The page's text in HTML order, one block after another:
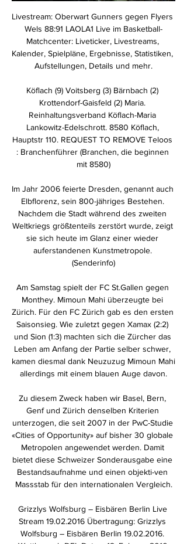
Livestream: Oberwart Gunners gegen Flyers Wels 88:91 LAOLA1 Live im Basketball-Matchcenter: Liveticker, Livestreams, Kalender, Spielpläne, Ergebnisse, Statistiken, Aufstellungen, Details und mehr.

Köflach (9) Voitsberg (3) Bärnbach (2) Krottendorf-Gaisfeld (2) Maria. Reinhaltungsverband Köflach-Maria Lankowitz-Edelschrott. 8580 Köflach, Hauptstr 110. REQUEST TO REMOVE Teloos : Branchenführer (Branchen, die beginnen mit 8580)

Im Jahr 2006 feierte Dresden, genannt auch Elbflorenz, sein 800-jähriges Bestehen. Nachdem die Stadt während des zweiten Weltkriegs größtenteils zerstört wurde, zeigt sie sich heute im Glanz einer wieder auferstandenen Kunstmetropole. (Senderinfo)

Am Samstag spielt der FC St.Gallen gegen Monthey. Mimoun Mahi überzeugte bei Zürich. Für den FC Zürich gab es den ersten Saisonsieg. Wie zuletzt gegen Xamax (2:2) und Sion (1:3) machten sich die Zürcher das Leben am Anfang der Partie selber schwer, kamen diesmal dank Neuzuzug Mimoun Mahi allerdings mit einem blauen Auge davon.

Zu diesem Zweck haben wir Basel, Bern, Genf und Zürich denselben Kriterien unterzogen, die seit 2007 in der PwC-Studie «Cities of Opportunity» auf bisher 30 globale Metropolen angewendet werden. Damit bietet diese Schweizer Sonderausgabe eine Bestandsaufnahme und einen objekti-ven Massstab für den internationalen Vergleich.

Grizzlys Wolfsburg – Eisbären Berlin Live Stream 19.02.2016 Übertragung: Grizzlys Wolfsburg – Eisbären Berlin 19.02.2016. Wettbewerb DEL Datum 19. Februar 2016 Spieltag 45 Spielbeginn 20:30 Stadion VOLKSBANK BraWo Eis Arena (Wolsburg) SPIELE GRIZZLYS WOLFSBURG 24.01.16 DEL Grizzlys Wolfsburg 3 – 0 Iserlohn Roosters Veranstaltungen.

Der HSV empfängt am 16. Spieltag im Volkspark mit der Eintracht aus Frankfurt die zweitbeste Auswärtsmannschaft der Liga. Aber der HSV holte in den letzten 3 Heimspielen 7 Punkte und kassierte in den letzten 3 Bundesligaspielen keinen Gegentreffer. Ein Sieg im letzten Heimspiel der Saison könnte dem HSV eine fröhliche...

Tusem Essen TV Emsdetten EHV Aue ASV Hamm-Westfalen DJK Rimpar Wölfe VFL Bad Schwartau HSG Nordhorn-Lingen HSC 2000 Coburg Wilhelmshavener HV HG Saarlouis SG BBM Bietigheim

TV-Übertragung Deutschland heute live im ZDF Veröffentlicht am 03.07.2010 Die Live-Übertragung der heutigen Spiele u.a. Deutschland - Argentinien sehen Sie ab 16 Uhr im ZDF.

Highlights Vienna D.C. Timberwolves - Raiffeisen Flyers Wels 2:47Im Heimspiel gegen die Raiffeisen FLYERS WELS gaben unsere Wolves alles, beide Teams sorgten für viele sehenswerte Aktionen:

Vienna Timberwolves Samstag für unsere Wölfe zu den Flyers nach Wels. Ab 17:30 Uhr kämpfen unsere Herren in der Raiffeisen Arena und live im Stream auf basketballaustria.tv um den ...

Monte Carlo (dpa) - Borussia Mönchengladbach spielt in der Gruppe J der Europa League gegen AS Rom, İstanbul Başakşehir und den Wolfsberger AC aus Österreich. Dies ergab die Auslosung.

2 TV Zofingen 1 7 6 0 1 42 12 3 KTV Muotathal 7 5 1 1 9 11 4 SG TV Muri 8 4 2 2 15 10 5 STV Willisau 8 4 0 4 7 8 6 BSV Borba Luzern 8. 5 HC KTV Altdorf 9/10 6 HC Kriens 8/6 7 HSG Mythen-Shooters 9/5 8 BSV RW Sursee 8/4 9 STV Willisau 9/2 10 TV Dagmersellen 7/2.

Flyers Wels Vienna DC Timberwolves #Live'Stream (TV) 2/ vor 11 Stunden — Stream Flyers Wels Vienna DC Timberwolves #Live'Stream (TV) 2/17/2024 by Candozoescuderobo.mw.y59.45 on desktop and mobile.

easyCredit Basketball Bundesliga vorläufiger Spielplan 2019-2020 (Stand 30.7.2019) 1. Spieltag Dienstag 24. September 2019 ratiopharm ulm - RASTA Vechta 19:00 Uhr

FC Winterthur U10. Meisterschaft Junioren E (Spielzeit 3/3) - Promotion - Herbstrunde - Gruppe 4 Spielnummer 161498 Flüeli - Platz 3 (Kunstrasen, Seite Bocciadromo), Winterthur 14:30 Team Winterthur/Schaffhausen - Team Vaud Lausanne. Meisterschaft U-18 - Elite - Herbstrunde.

Im Dresden-"Tatort" wollte er Polizistinnen mitten aus dem Leben darstellen: "Mir war wichtig, möglichst "normale" Ermittlerinnen zu zeigen, die auch noch ein Privatleben haben", sagt Husman zu.

Gleichzeitig tritt Hard auswärts bei Bärnbach/Köflach an. NeueAmSonntag.at / Regional-30. Oktober 2019,. Am 9. Spieltag der spusu- Liga konnte Sparkasse Sxhwaz Handball Tirol Vizemeister ALPLA HC Hard. MeinBezirk.at / Regional-18. Oktober 2019, 23:00 Uhr . Heimpleite für Hard gegen Schwaz LAOLA1.at Topnews.. Vorarlberg Online.

Ab 16 Uhr gibt es drei spannende Partien zwischen Flensburg und Leipzig, Lemgo und Berlin sowie Nordhorn und Melsungen. Alle Spiele zeigen wir live und exklusiv auf Sky Sport. Mit Sky Ticket die LIQUI MOLY HBL und die VELUX EHF Champions League ganz …

Mit den Ingolstädtern und den Kölnern trafen die beiden defensivstärksten Mannschaften der DEL aufeinander – doch zumindest die Abwehr der Haie hatte nicht ihren besten Tag erwischt.

In der Servus Hockey Night treffen zwei Mannschaften aufeinander, die sich im dichtgedrängten Verfolgerpulk hinter Spitzenreiter Red Bull Salzburg befinden. Das Topspiel am Sonntag zwischen dem Panaceo VSV und den Moser Medical Graz 99ers ist am Sonntag ab 17:15 Uhr unter servushockeynight.com live und in HD zu sehen. Kommentar: Martin Pfanner.

Sturm 4:1 gegen Anif - Auch WSG Tirol sowie sieben Zweitliga-Teams weiter - Lafnitz in Ebreichsdorf out. Parndorf/Wien. Fußball-Double-Gewinner Salzburg hat sein erstes Pflichtspiel in der neuen Saison mit Bravour hinter sich gebracht. Das Team von …

Vienna Timberwolves Frauen - DBB Linz Wels Frauen 23.11.2023 — Live Stream · Wer gewinnt? · Aktuelle Form.

Hagen ist der Hauptsitz des Deutschen Basketball Bundes. Diverse Mannschaften gingen bereits aus der Stadt in Nordrhein-Westfalen hervor, die aufgrund ihrer Popularität immer kritisch beäugt wurden. 2004 tritt in der Basketball-Hochburg ein neuer Verein zu Tage: Phoenix Hagen.

Tv-sendung Fussball-oesterreich-sky-go-erste-liga Wsg-swarovski-wattens-lask-linz-33-runde | Finden Sie einfach die besten Sendungen im TV-Programm heute. Ihr …

... am 09.10.2019. Junior Traineeprogramm Retail Mit dem Junior Traineeprogramm können Sie bereits während des Studiums bei Peek & Cloppenburg durchstarten. Dadurch sparen Sie Zeit und haben die Möglichkeit... Lehrling Betriebslogistikkauffrau/-mann.

Haftungsausschluss. Die Termindaten stammen von externen Datendienstleistern, sind redaktionelle Inhalte von calovo oder werden durch die jeweiligen Account-Inhaber in das calovo.System eingegeben und den Abonnenten automatisch im persönlichen Kalender bereitgestellt.

10.05.2012. Am Mittwoch Abend ging in Deutschlandsberg das letzte Meisterschaftsspiel der Saison 2011/12 über die Bühne. Der BCK startete im Damendoppel mit Christina und Nici sehr erfolgreich in den Abend, konnten unsere beiden Damen doch glatt in 2 Sätzen gewinnen. Auch im.

Schiedsrichter im Olympiastadion ist Daniel Schlager. Er gibt die Partie gleich frei. Im Hinspiel holte Stuttgart gegen die Hertha noch einen der wenigen Dreier der Hinrunde. Gomez, der heute erneut auf der Bank Platz nimmt, sorgte nach 0:1-Rückstand in Halbzeit zwei mit einem Doppelpack für die

So recht weiß VfL-Trainer Denis Bahtijarevic nicht, woran er vor diesem zweiten saisonspiel ist. Zum einen hat seine Mannschaft nach dem schwachen Premiere-Spiel gegen Großwallstadt zwei gute Trainingswochen hinter sich gebracht. Das hat zum Teil sehr gut ausgesehen, was ich da gesehen habe

MEGA Chemnitz. MEGA eG Annaberger Straße 150 09120 Chemnitz Tel.: 0371 56039-0 Fax: 0371 56039-10 E-Mail: chemnitz(at)mega.de. vorhandene Mischmaschinen

FC RB Pistorf/Großklein II und SV Union Weinburg freuen. In der letzten Begegnung der beiden Teams hatte SV. In der letzten Begegnung der beiden Teams hatte Tus St. Peter/O. mit 2:0 das bessere Ende für... » Mehr Spielberichte.. Vor heimischer Kulisse traf der Tabellenzwölfte SG Deutsch Goritz/Mureck II in der 19. Runde der 1.

Flyers Wels gegen D.C. Timberwolves Ergebnisse & Die Video-Highlights von Raiffeisen Flyers Wels - Vienna D.C. Timberwolves werden im Medien-Reiter für die beliebtesten Spiele gesammelt, sobald die Videos ...

Daher rührt ja auch der Erfolg von Hartberg/Admira und Mattersburg. Dort gibt es zwar die Vorgabe, dass man nicht absteigen soll, aber, weder wird dort das Vereinsumfeld hektisch noch wird dort Unruhe von außen reingetragen; sollte das Ziel nicht erreicht werden. Bin gespannt, ob das bei Wattens so bleibt.

3110 Münsingen. fahrrad-store.ch.. 3013 Breitenrain. citycycles.ch. bikes velo fahrrad fahrradhändler velohändler velohandel mountainbike fahrradhandel bikehändler velozubehör fahrradzubehör bikehandel kindervelos elektrovelo rennvelos.. Wir leben das Miteinander und Füreinander,.

Leipzig (dpa) – Handball-Bundesligist SC DHfK Leipzig hat auch sein sechstes Heimspiel in dieser Saison gewonnen. Gegen den TBV Lemgo setzte sich die Mannschaft von Trainer André Haber am Donnerstagabend mit 34:32 (16:17) durch.

Liveticker: Hertha BSC - VfB Stuttgart (Bundesliga 2017/2018, 1. Spieltag) Fazit: Der Vorjahressechste Hertha BSC feiert einen gelungenen Saisoneinstand und besiegt den Aufsteiger VfB Stuttgart im ersten Heimspiel mit 2:0 (0:0). Dabei war trotz des Sieges noch lange nicht alles rosarot: Im ersten Durchgang erlebten die Zuschauer eine zähe.

Flyers Wels Im letzten Spiel des Grunddurchgangs geht es für die Raiffeisen Flyers Wels zuhause in der Raiffeisen Arena gegen die Vienna Timberwolves. Spielbeginn ist.

JETZT im LIVESTREAM: Die heutigen Spiele der 30.12.2021 — vs. Vienna DC Timberwolves, Traiskirchen Lions vs. Flyers Wels, BC Vienna vs. SKN St. Pölten & Kapfenberg Bulls vs. Oberwart Gunners – ab 18 ...

Alle Neuigkeiten zu Manga in Deutschland und Österreich. Wir berichten über alle neuen Lizenzen von Altraverse, Tokyopop, Carlsen, KAZÉ und Egmont!

August in Kitzbühel erwarten die Bulls am Freitag, 6. September, um 18.30 Uhr den achtfachen slowakischen Meister HC Slovan Bratislava in der Salzburger Eisarena. Dabei gibt es auch ein Wiedersehen mit dem Verteidiger Martin Stajnoch, der von 2017 bis 2019 insgesamt 92 Spiele für den EC Red Bull Salzburg a